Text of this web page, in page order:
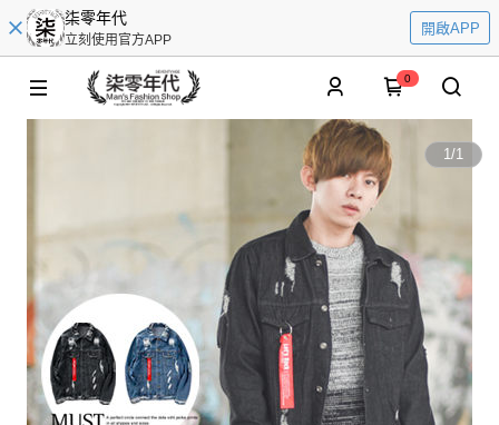
柒零年代
立刻使用官方APP
開啟APP
0
1/1